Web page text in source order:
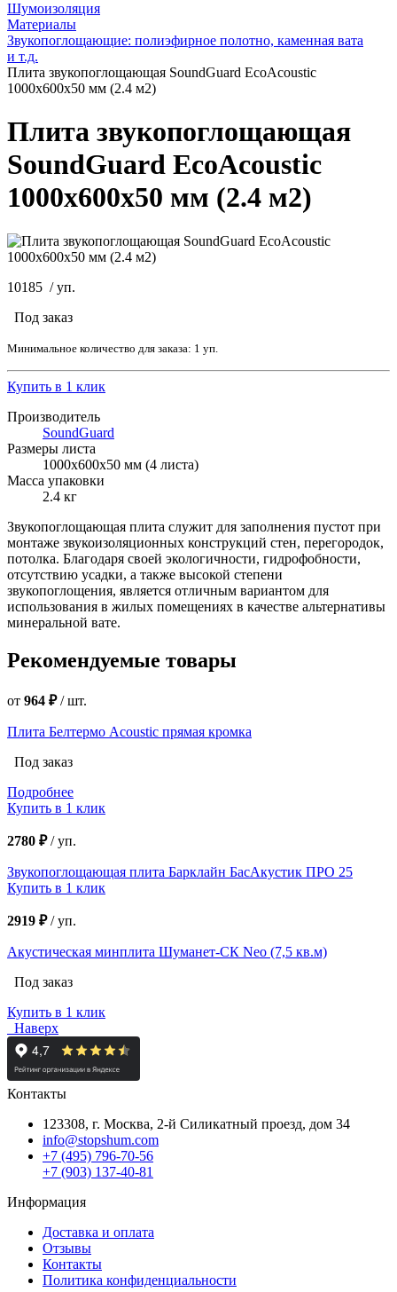
Шумоизоляция
Материалы
Звукопоглощающие: полиэфирное полотно, каменная вата
и т.д.
Плита звукопоглощающая SoundGuard EcoAcoustic
1000х600х50 мм (2.4 м2)
Плита звукопоглощающая
SoundGuard EcoAcoustic
1000х600х50 мм (2.4 м2)
10185 /уп.
Под заказ
Минимальное количество для заказа: 1 уп.
Купить в 1 клик
Производитель
SoundGuard
Размеры листа
1000х600х50 мм (4 листа)
Масса упаковки
2.4 кг
Звукопоглощающая плита служит для заполнения пустот при
монтаже звукоизоляционных конструкций стен, перегородок,
потолка. Благодаря своей экологичности, гидрофобности,
отсутствию усадки, а также высокой степени
звукопоглощения, является отличным вариантом для
использования в жилых помещениях в качестве альтернативы
минеральной вате.
Рекомендуемые товары
от 964 ₽/шт.
Плита Белтермо Acoustic прямая кромка
Под заказ
Подробнее
Купить в 1 клик
2780 ₽/уп.
Звукопоглощающая плита Барклайн БасАкустик ПРО 25
Купить в 1 клик
2919 ₽/уп.
Акустическая минплита Шуманет-СК Neo (7,5 кв.м)
Под заказ
Купить в 1 клик
Наверх
Контакты
123308, г. Москва, 2-й Силикатный проезд, дом 34
info@stopshum.com
+7 (495) 796-70-56
+7 (903) 137-40-81
Информация
Доставка и оплата
Отзывы
Контакты
Политика конфиденциальности